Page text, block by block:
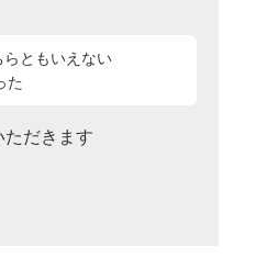
らともいえない
た
ただきます